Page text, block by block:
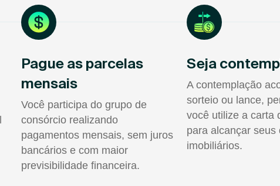
Pague as parcelas
mensais
Você participa do grupo de
consórcio realizando
pagamentos mensais, sem juros
bancários e com maior
previsibilidade financeira.
Seja
A contemplação
sorteio ou lance,
você utilize a carta
para alcançar seus
imobiliários.